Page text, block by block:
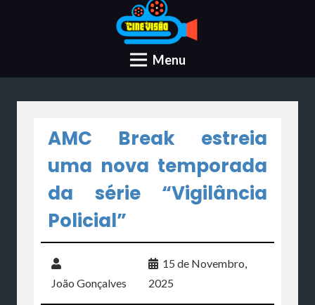
Menu
AMC Break estreia
uma nova temporada
da série “Vigilância
Policial”
João Gonçalves
15 de Novembro,
2025